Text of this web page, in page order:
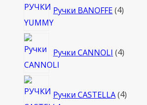
Ручки BANOFFE 4товара
Ручки CANNOLI 4товара
Ручки CASTELLA 4товара